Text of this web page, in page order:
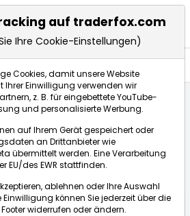
nach
PROFEED
DPA-AFX COMPACT
auf traderfox.com
Ihre Cookie-Einstellungen)
Cookies, damit unsere Website
Ihrer Einwilligung verwenden wir
z. B. für eingebettete YouTube-
und personalisierte Werbung.
auf Ihrem Gerät gespeichert oder
an Drittanbieter wie
übermittelt werden. Eine Verarbeitung
des EWR stattfinden.
ablehnen oder Ihre Auswahl
können Sie jederzeit über die
widerrufen oder ändern.